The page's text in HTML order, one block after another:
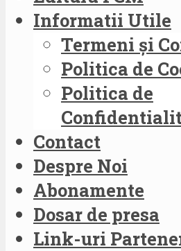
Informatii Utile
Termeni și
Politica de
Politica de
Contact
Despre Noi
Abonamente
Dosar de presa
Link-uri